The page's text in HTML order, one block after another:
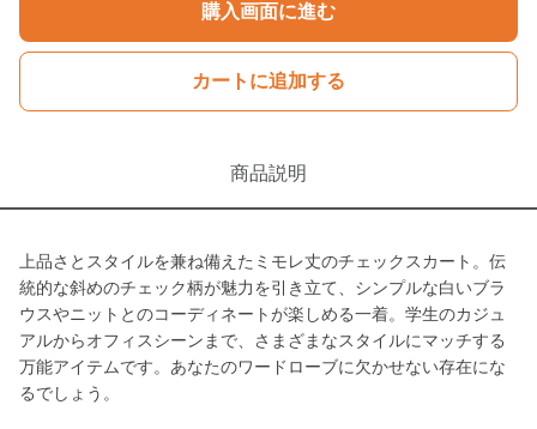
購入画面に進む
カートに追加する
商品説明
上品さとスタイルを兼ね備えたミモレ丈のチェックスカート。伝
統的な斜めのチェック柄が魅力を引き立て、シンプルな白いブラ
ウスやニットとのコーディネートが楽しめる一着。学生のカジュ
アルからオフィスシーンまで、さまざまなスタイルにマッチする
万能アイテムです。あなたのワードローブに欠かせない存在にな
るでしょう。